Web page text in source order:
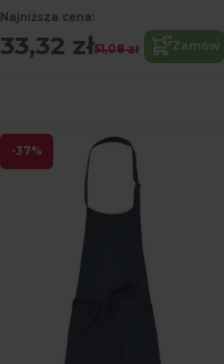
Najniższa cena:
33,32 zł51,08 zł Zamów
-37%